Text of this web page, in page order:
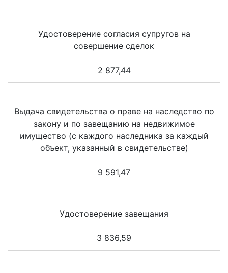
Удостоверение согласия супругов на
совершение сделок
2 877,44
Выдача свидетельства о праве на наследство по
закону и по завещанию на недвижимое
имущество (с каждого наследника за каждый
объект, указанный в свидетельстве)
9 591,47
Удостоверение завещания
3 836,59